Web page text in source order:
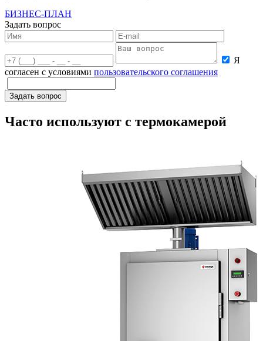
БИЗНЕС-ПЛАН
Задать вопрос
Я
согласен с условиями пользовательского соглашения
Часто используют с термокамерой